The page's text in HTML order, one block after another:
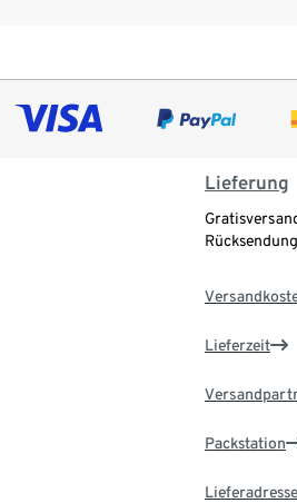
Lieferung
Lieferzeit
Packstation